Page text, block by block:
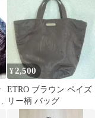
¥2,500
ETRO ブラウン ペイズ
リー柄 バッグ